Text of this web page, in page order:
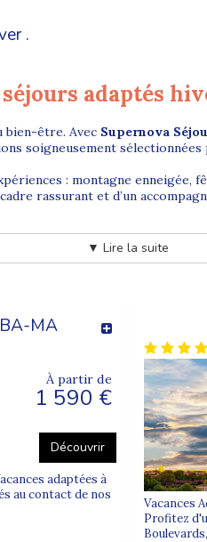
.
séjours adaptés
bien-être. Avec Supernova
soigneusement
: montagne enneigée,
rassurant et d’un
répartis sur plusieurs périodes
et festive, tandis que les
locales : chaque séjour est
d’hiver adaptésencadrés par
un cadre sécurisé et rassurant.
collectives, des soirées
▼ Lire la suite
MA
À partir de
1 590 €
Découvrir
adaptées à
au contact de nos
Vacances
Profitez